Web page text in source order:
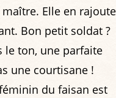
Elle en rajoute
Bon petit soldat ?
le ton, une parfaite
une courtisane !
du faisan est